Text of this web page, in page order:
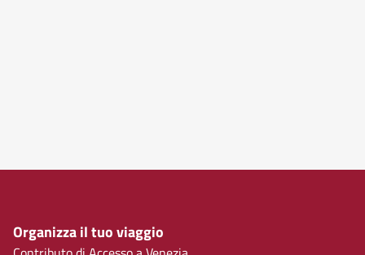
Organizza il tuo viaggio